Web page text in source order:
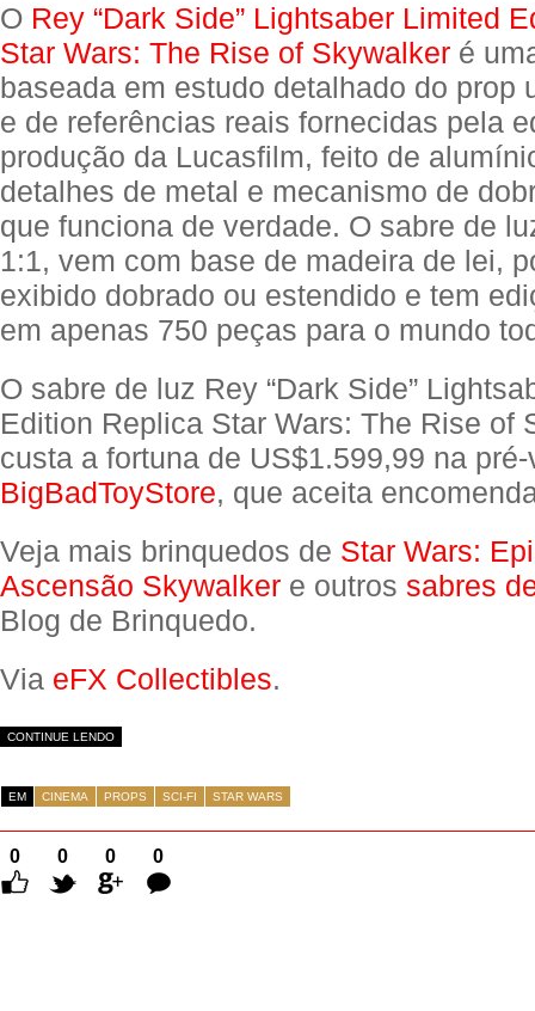
O Rey “Dark Side” Lightsaber Limited
Star Wars: The Rise of Skywalker é
baseada em estudo detalhado do prop
e de referências reais fornecidas pela
produção da Lucasfilm, feito de
detalhes de metal e mecanismo de
que funciona de verdade. O sabre de
1:1, vem com base de madeira de lei,
exibido dobrado ou estendido e tem
em apenas 750 peças para o mundo
O sabre de luz Rey “Dark Side”
Edition Replica Star Wars: The Rise of
custa a fortuna de US$1.599,99 na
BigBadToyStore, que aceita
Veja mais brinquedos de Star Wars:
Ascensão Skywalker e outros sabres
Blog de Brinquedo.
Via eFX Collectibles.
CONTINUE LENDO
EM CINEMA PROPS SCI-FI STAR WARS
0 0 0
0
Comentários